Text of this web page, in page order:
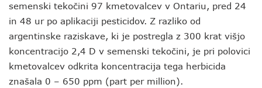
semenski tekočini 97 kmetovalcev v Ontariu, pred 24
in 48 ur po aplikaciji pesticidov. Z razliko od
argentinske raziskave, ki je postregla z 300 krat višjo
koncentracijo 2,4 D v semenski tekočini, je pri polovici
kmetovalcev odkrita koncentracija tega herbicida
znašala 0 – 650 ppm (part per million).